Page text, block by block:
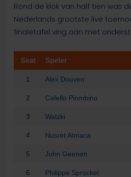
Rond de klok van half tien was
Nederlands grootste live
finaletafel ving aan met
Seat Speler
1 Alex Douven
2 Cafello Piombino
3 Watzki
4 Nusret Atmaca
5 John Geenen
6 Philippe Sprockel